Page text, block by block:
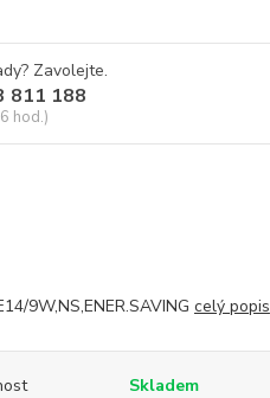
Zavolejte.
811 188
hod.)
9W,NS,ENER.SAVING celý popis
Skladem